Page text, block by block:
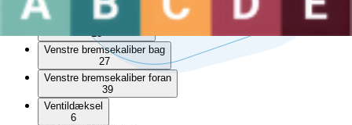
Varmeblæsermodstand
23
Venstre bremsekaliber bag
27
Venstre bremsekaliber foran
39
Ventildæksel
6